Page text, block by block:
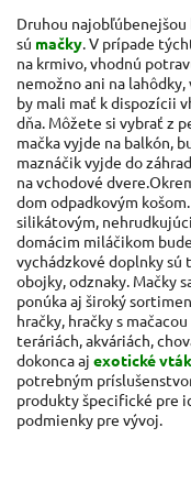
Druhou
sú mačky. V prípade
na krmivo, vhodnú
nemožno ani na
by mali mať k dispozícii
dňa. Môžete si vybrať z
mačka vyjde na balkón,
maznáčik vyjde do
na vchodové dvere.
dom odpadkovým
silikátovým,
domácim miláčikom
vychádzkové doplnky
obojky, odznaky. Mačky
ponúka aj široký
hračky, hračky s
teráriách, akváriách,
dokonca aj exotické
potrebným
produkty špecifické pre
podmienky pre vývoj.